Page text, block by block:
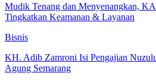
Mudik Tenang dan Menyenangkan,
Tingkatkan Keamanan & Layanan
Bisnis
KH. Adib Zamroni Isi Pengajian
Agung Semarang